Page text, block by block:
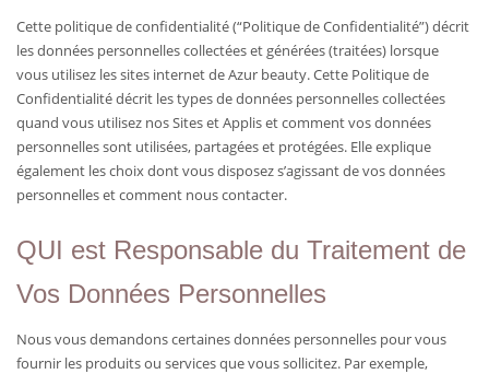
Cette politique de confidentialité (“Politique de Confidentialité”) décrit
les données personnelles collectées et générées (traitées) lorsque
vous utilisez les sites internet de Azur beauty. Cette Politique de
Confidentialité décrit les types de données personnelles collectées
quand vous utilisez nos Sites et Applis et comment vos données
personnelles sont utilisées, partagées et protégées. Elle explique
également les choix dont vous disposez s’agissant de vos données
personnelles et comment nous contacter.
QUI est Responsable du Traitement de
Vos Données Personnelles
Nous vous demandons certaines données personnelles pour vous
fournir les produits ou services que vous sollicitez. Par exemple,